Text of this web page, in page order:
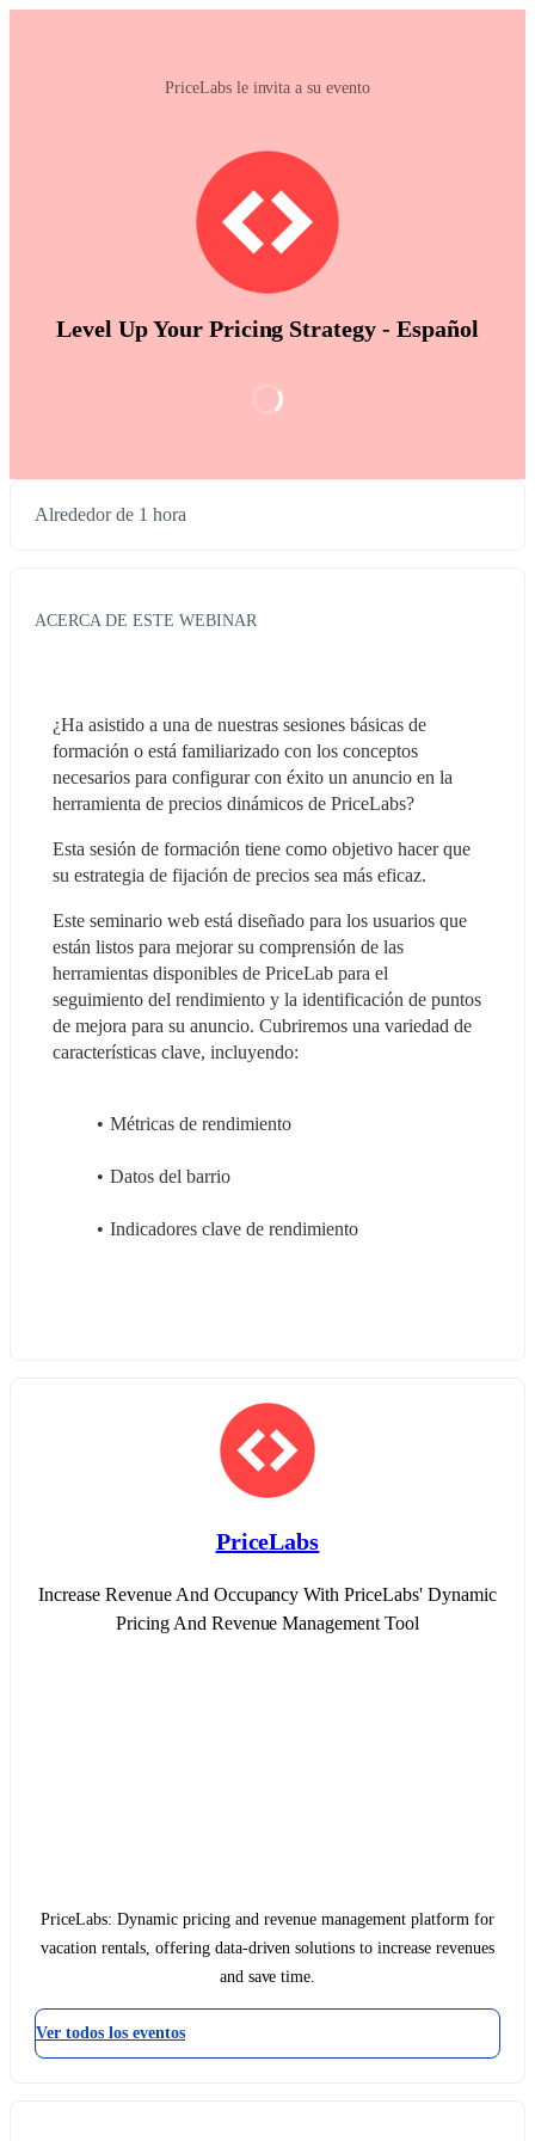
PriceLabs le invita a su evento
Level Up Your Pricing Strategy - Español
Alrededor de 1 hora
ACERCA DE ESTE WEBINAR
¿Ha asistido a una de nuestras sesiones básicas de
formación o está familiarizado con los conceptos
necesarios para configurar con éxito un anuncio en la
herramienta de precios dinámicos de PriceLabs?
Esta sesión de formación tiene como objetivo hacer que
su estrategia de fijación de precios sea más eficaz.
Este seminario web está diseñado para los usuarios que
están listos para mejorar su comprensión de las
herramientas disponibles de PriceLab para el
seguimiento del rendimiento y la identificación de puntos
de mejora para su anuncio. Cubriremos una variedad de
características clave, incluyendo:
Métricas de rendimiento
Datos del barrio
Indicadores clave de rendimiento
PriceLabs
Increase Revenue And Occupancy With PriceLabs' Dynamic
Pricing And Revenue Management Tool
PriceLabs: Dynamic pricing and revenue management platform for
vacation rentals, offering data-driven solutions to increase revenues
and save time.
Ver todos los eventos